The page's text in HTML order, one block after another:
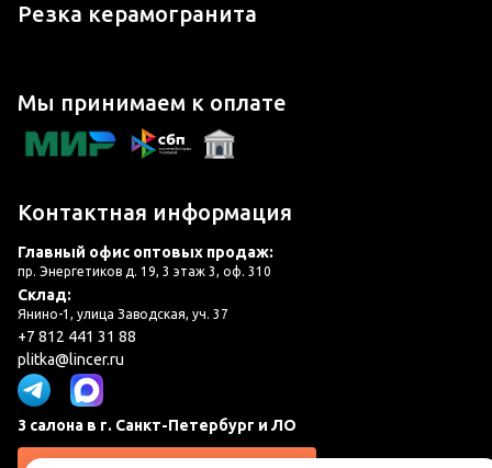
Резка керамогранита
Мы принимаем к оплате
Контактная информация
Главный офис оптовых продаж:
пр. Энергетиков д. 19, 3 этаж 3, оф. 310
Склад:
Янино-1, улица Заводская, уч. 37
+7 812 441 31 88
plitka@lincer.ru
3 салона в г. Санкт-Петербург и ЛО